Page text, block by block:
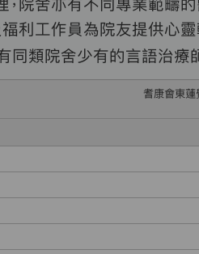
院舍亦有不同專業範疇
利工作員為院友提供心
同類院舍少有的言語治
耆康會東蓮